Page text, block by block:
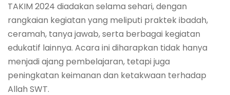
TAKIM 2024 diadakan selama sehari, dengan
rangkaian kegiatan yang meliputi praktek ibadah,
ceramah, tanya jawab, serta berbagai kegiatan
edukatif lainnya. Acara ini diharapkan tidak hanya
menjadi ajang pembelajaran, tetapi juga
peningkatan keimanan dan ketakwaan terhadap
Allah SWT.